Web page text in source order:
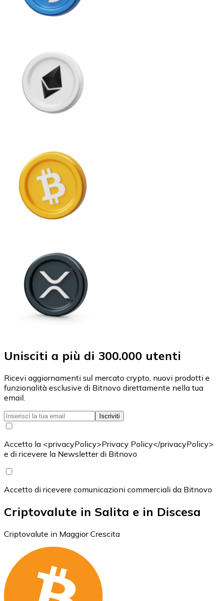
Unisciti a più di 300.000 utenti
Ricevi aggiornamenti sul mercato crypto, nuovi prodotti e
funzionalità esclusive di Bitnovo direttamente nella tua
email.
Iscriviti
Accetto la <privacyPolicy>Privacy Policy</privacyPolicy>
e di ricevere la Newsletter di Bitnovo
Accetto di ricevere comunicazioni commerciali da Bitnovo
Criptovalute in Salita e in Discesa
Criptovalute in Maggior Crescita